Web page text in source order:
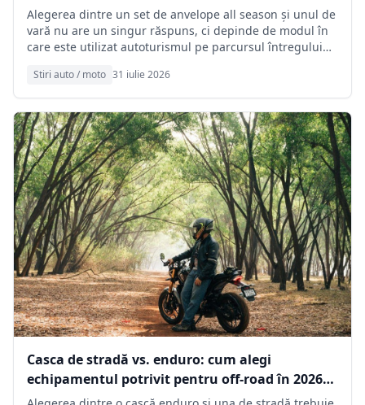
Alegerea dintre un set de anvelope all season și unul de
vară nu are un singur răspuns, ci depinde de modul în
care este utilizat autoturismul pe parcursul întregului
categorie este proiectată pentru condiții diferite de
utilizare, iar performanțele variază în funcție de
temperatură, suprafața de rulare sau stilul de condus.
Stiri auto / moto 31 iulie 2026
Casca de stradă vs. enduro: cum alegi
echipamentul potrivit pentru off-road în 2026?
TOP 7 modele pentru trasee mixte